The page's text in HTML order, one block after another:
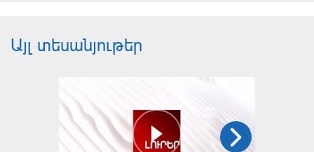
Այլ տեսանյութեր